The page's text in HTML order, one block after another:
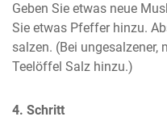
Geben Sie etwas neue
Sie etwas Pfeffer hinzu.
salzen. (Bei ungesalzener,
Teelöffel Salz hinzu.)
4. Schritt